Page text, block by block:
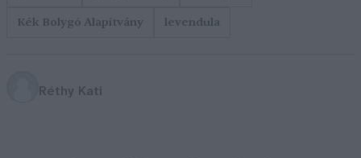
Kék Bolygó Alapítvány
levendula
Réthy Kati